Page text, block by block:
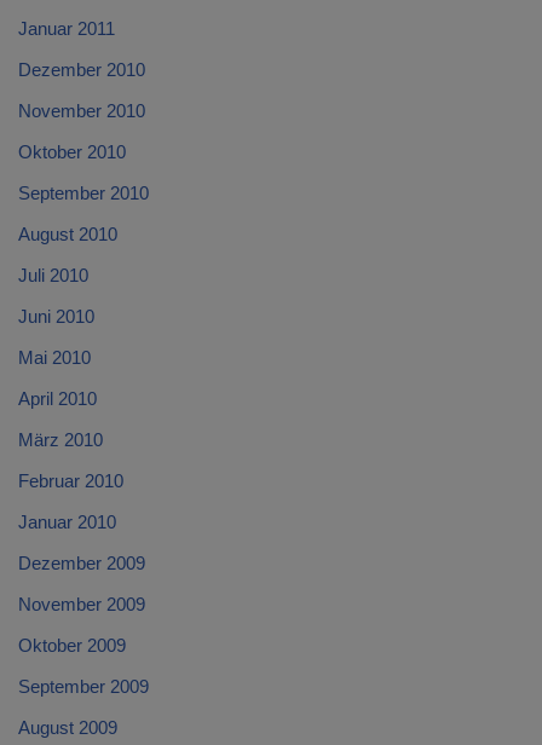
Januar 2011
Dezember 2010
November 2010
Oktober 2010
September 2010
August 2010
Juli 2010
Juni 2010
Mai 2010
April 2010
März 2010
Februar 2010
Januar 2010
Dezember 2009
November 2009
Oktober 2009
September 2009
August 2009